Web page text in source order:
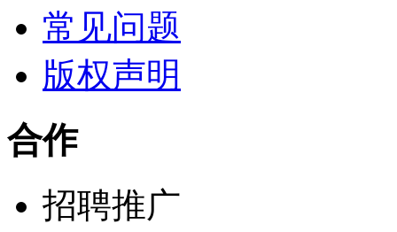
常见问题
版权声明
合作
招聘推广